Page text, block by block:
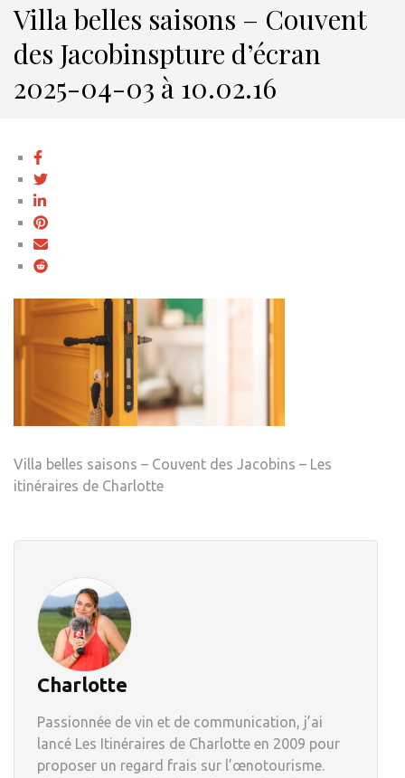
Villa belles saisons – Couvent
des Jacobinspture d’écran
2025-04-03 à 10.02.16
Villa belles saisons – Couvent des Jacobins – Les
itinéraires de Charlotte
Charlotte
Passionnée de vin et de communication, j’ai
lancé Les Itinéraires de Charlotte en 2009 pour
proposer un regard frais sur l’œnotourisme.